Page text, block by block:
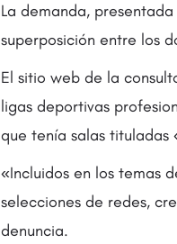
La demanda,
superposición entre los
El sitio web de la
ligas deportivas
que tenía salas tituladas
«Incluidos en los temas
selecciones de redes,
denuncia.